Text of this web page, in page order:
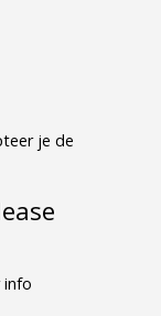
je de
info